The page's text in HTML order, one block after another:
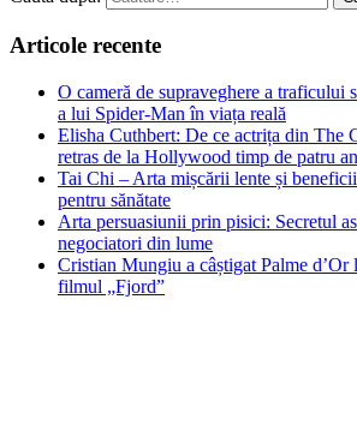
Articole recente
O cameră de supraveghere a traficului
a lui Spider-Man în viața reală
Elisha Cuthbert: De ce actrița din The
retras de la Hollywood timp de patru
Tai Chi – Arta mișcării lente și
pentru sănătate
Arta persuasiunii prin pisici: Secretul
negociatori din lume
Cristian Mungiu a câștigat Palme d’Or
filmul „Fjord”